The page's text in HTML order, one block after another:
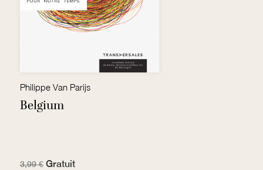
Philippe Van Parijs
Belgium
3,99 € Gratuit